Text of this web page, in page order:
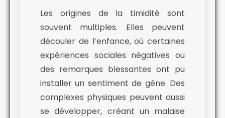
Les origines de la timidité sont
souvent multiples. Elles peuvent
découler de l’enfance, où certaines
expériences sociales négatives ou
des remarques blessantes ont pu
installer un sentiment de gêne. Des
complexes physiques peuvent aussi
se développer, créant un malaise